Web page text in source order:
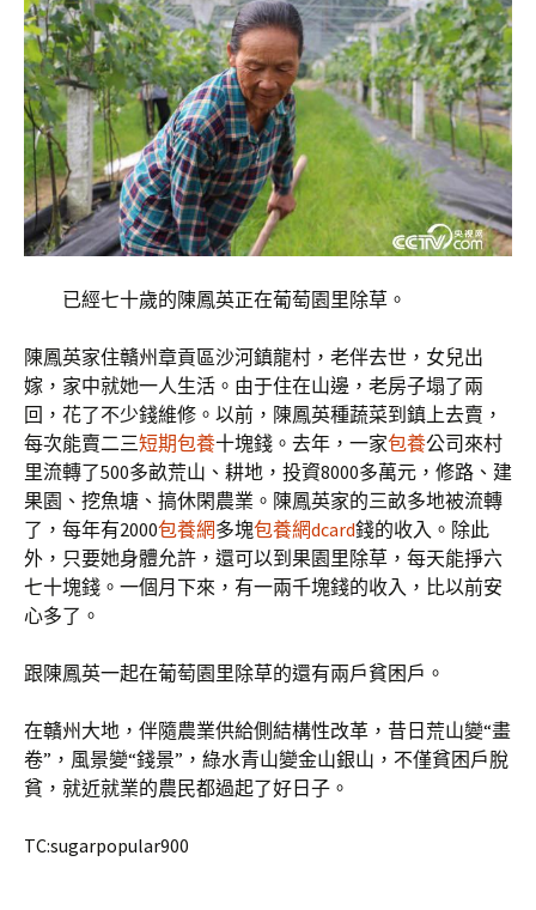
已經七十歲的陳鳳英正在葡萄園里除草。
陳鳳英家住贛州章貢區沙河鎮龍村，老伴去世，女兒出
嫁，家中就她一人生活。由于住在山邊，老房子塌了兩
回，花了不少錢維修。以前，陳鳳英種蔬菜到鎮上去賣，
每次能賣二三短期包養十塊錢。去年，一家包養公司來村
里流轉了500多畝荒山、耕地，投資8000多萬元，修路、建
果園、挖魚塘、搞休閑農業。陳鳳英家的三畝多地被流轉
了，每年有2000包養網多塊包養網dcard錢的收入。除此
外，只要她身體允許，還可以到果園里除草，每天能掙六
七十塊錢。一個月下來，有一兩千塊錢的收入，比以前安
心多了。
跟陳鳳英一起在葡萄園里除草的還有兩戶貧困戶。
在贛州大地，伴隨農業供給側結構性改革，昔日荒山變“畫
卷”，風景變“錢景”，綠水青山變金山銀山，不僅貧困戶脫
貧，就近就業的農民都過起了好日子。
TC:sugarpopular900